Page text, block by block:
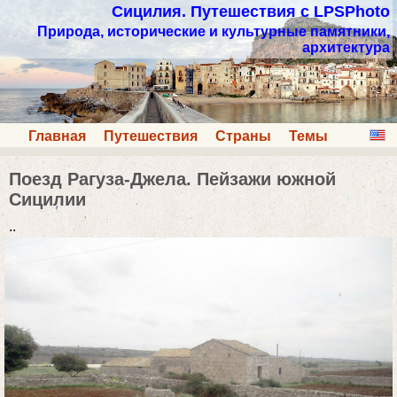
Сицилия. Путешествия с LPSPhoto
Природа, исторические и культурные памятники,
архитектура
Главная Путешествия Страны Темы
Поезд Рагуза-Джела. Пейзажи южной
Сицилии
..